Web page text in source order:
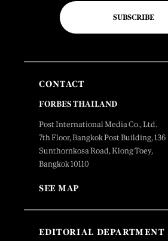
SUBSCRIBE
CONTACT
FORBES THAILAND
Post International Media Co., Ltd.
7th Floor, Bangkok Post Building, 136
Sunthornkosa Road, Klong Toey,
Bangkok 10110
SEE MAP
EDITORIAL DEPARTMENT